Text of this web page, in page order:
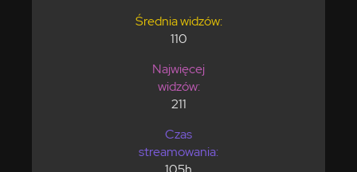
Średnia widzów:
110
Najwięcej
widzów:
211
Czas
streamowania: